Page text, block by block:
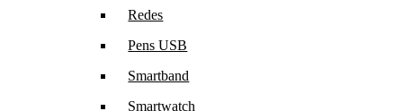
Redes
Pens USB
Smartband
Smartwatch